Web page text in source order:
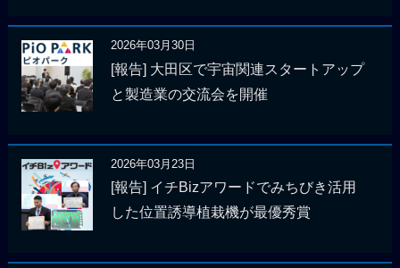
2026年03月30日
[報告] 大田区で宇宙関連スタートアップ
と製造業の交流会を開催
2026年03月23日
[報告] イチBizアワードでみちびき活用
した位置誘導植栽機が最優秀賞